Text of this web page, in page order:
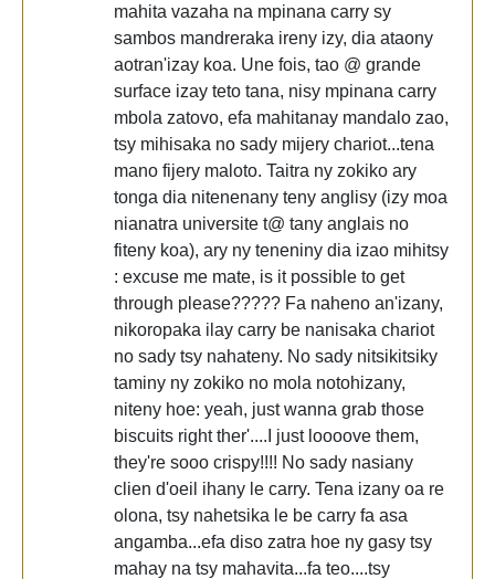
mahita vazaha na mpinana carry sy
sambos mandreraka ireny izy, dia ataony
aotran'izay koa. Une fois, tao @ grande
surface izay teto tana, nisy mpinana carry
mbola zatovo, efa mahitanay mandalo zao,
tsy mihisaka no sady mijery chariot...tena
mano fijery maloto. Taitra ny zokiko ary
tonga dia nitenenany teny anglisy (izy moa
nianatra universite t@ tany anglais no
fiteny koa), ary ny teneniny dia izao mihitsy
: excuse me mate, is it possible to get
through please????? Fa naheno an'izany,
nikoropaka ilay carry be nanisaka chariot
no sady tsy nahateny. No sady nitsikitsiky
taminy ny zokiko no mola notohizany,
niteny hoe: yeah, just wanna grab those
biscuits right ther'....I just loooove them,
they're sooo crispy!!!! No sady nasiany
clien d'oeil ihany le carry. Tena izany oa re
olona, tsy nahetsika le be carry fa asa
angamba...efa diso zatra hoe ny gasy tsy
mahay na tsy mahavita...fa teo....tsy